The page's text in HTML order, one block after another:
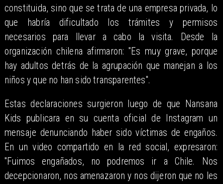
constituida, sino que se trata de una empresa privada, lo
que habría dificultado los trámites y permisos
necesarios para llevar a cabo la visita. Desde la
organización chilena afirmaron: "Es muy grave, porque
hay adultos detrás de la agrupación que manejan a los
niños y que no han sido transparentes".
Estas declaraciones surgieron luego de que Nansana
Kids publicara en su cuenta oficial de Instagram un
mensaje denunciando haber sido víctimas de engaños.
En un video compartido en la red social, expresaron:
"Fuimos engañados, no podremos ir a Chile. Nos
decepcionaron, nos amenazaron y nos dijeron que no les